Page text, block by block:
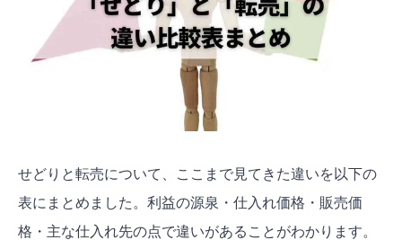
せどりと転売について、ここまで見てきた違いを以下の
表にまとめました。利益の源泉・仕入れ価格・販売価
格・主な仕入れ先の点で違いがあることがわかります。